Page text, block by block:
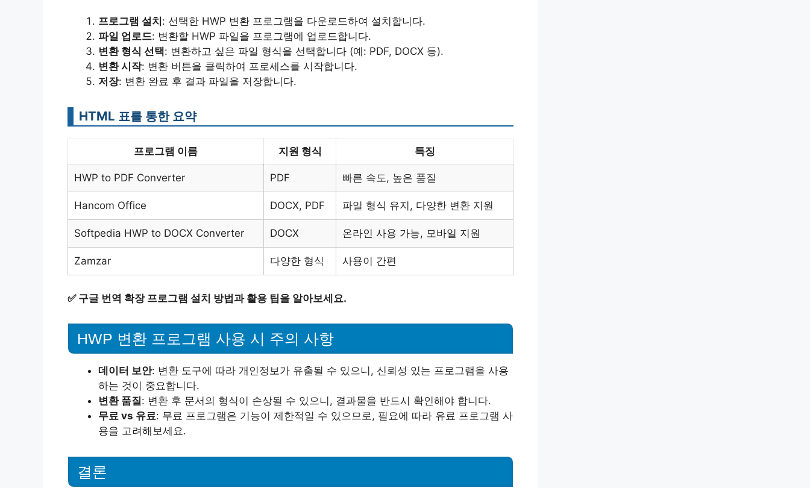
프로그램 설치 : 선택한 HWP 변환 프로그램을 다운로드하여 설치합니다.
파일 업로드: 변환할 HWP 파일을 프로그램에 업로드합니다.
변환 형식 선택: 변환하고 싶은 파일 형식을 선택합니다 (예: PDF, DOCX 등).
변환 시작: 변환 버튼을 클릭하여 프로세스를 시작합니다.
저장: 변환 완료 후 결과 파일을 저장합니다.
HTML 표를 통한 요약
프로그램 이름 지원 형식 특징
HWP to PDF Converter PDF 빠른 속도, 높은 품질
Hancom Office DOCX, PDF 파일 형식 유지, 다양한 변환 지원
Softpedia HWP to DOCX Converter DOCX 온라인 사용 가능, 모바일 지원
Zamzar 다양한 형식 사용이 간편
✅ 구글 번역 확장 프로그램 설치 방법과 활용 팁을 알아보세요.
HWP 변환 프로그램 사용 시 주의 사항
데이터 보안: 변환 도구에 따라 개인정보가 유출될 수 있으니, 신뢰성 있는 프로그램을 사용
하는 것이 중요합니다.
변환 품질: 변환 후 문서의 형식이 손상될 수 있으니, 결과물을 반드시 확인해야 합니다.
무료 vs 유료: 무료 프로그램은 기능이 제한적일 수 있으므로, 필요에 따라 유료 프로그램 사
용을 고려해보세요.
결론